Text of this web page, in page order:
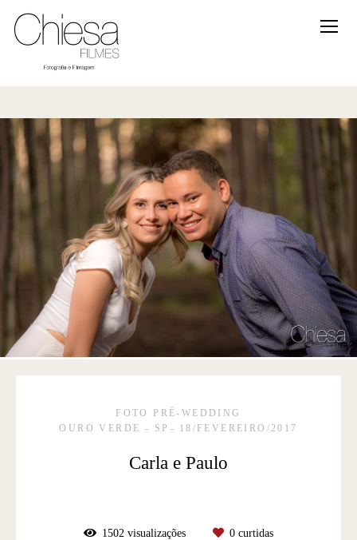
FOTO PRÉ-WEDDING
OURO VERDE - SP
18/FEVEREIRO/2017
Carla e Paulo
1502 visualizações 0 curtidas